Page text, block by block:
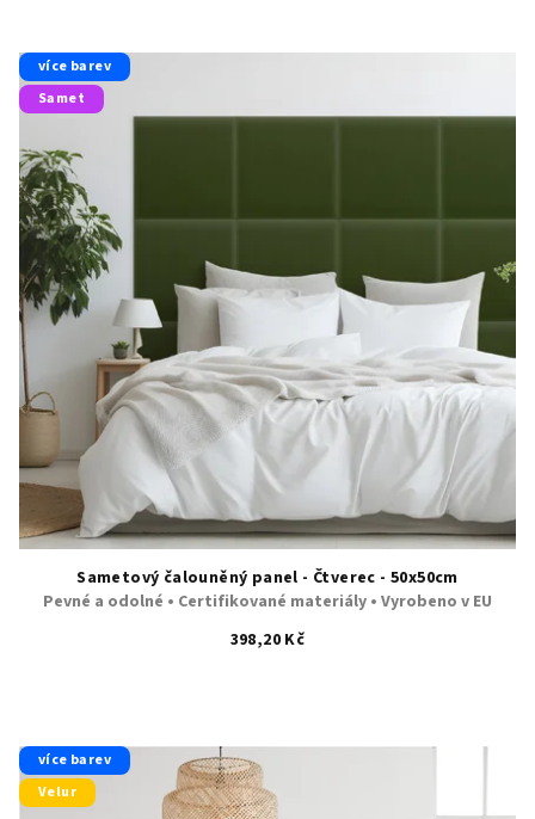
více barev
Samet
Sametový čalouněný panel - Čtverec - 50x50cm
Pevné a odolné • Certifikované materiály • Vyrobeno v EU
398,20 Kč
více barev
Velur